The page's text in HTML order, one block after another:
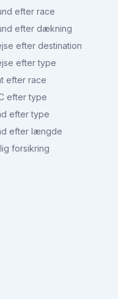
efter race
efter dækning
efter destination
efter type
efter race
efter type
efter type
efter længde
forsikring